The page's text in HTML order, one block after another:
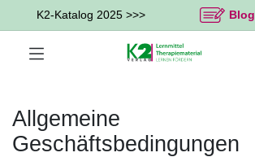
K2-Katalog 2025 >>> Blog
Allgemeine
Geschäftsbedingungen